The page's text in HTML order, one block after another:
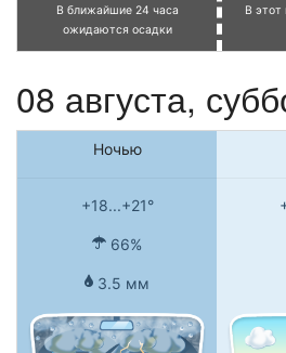
В ближайшие 24 часа
ожидаются осадки
В
08 августа,
Ночью
+18...+21°
66%
3.5 мм